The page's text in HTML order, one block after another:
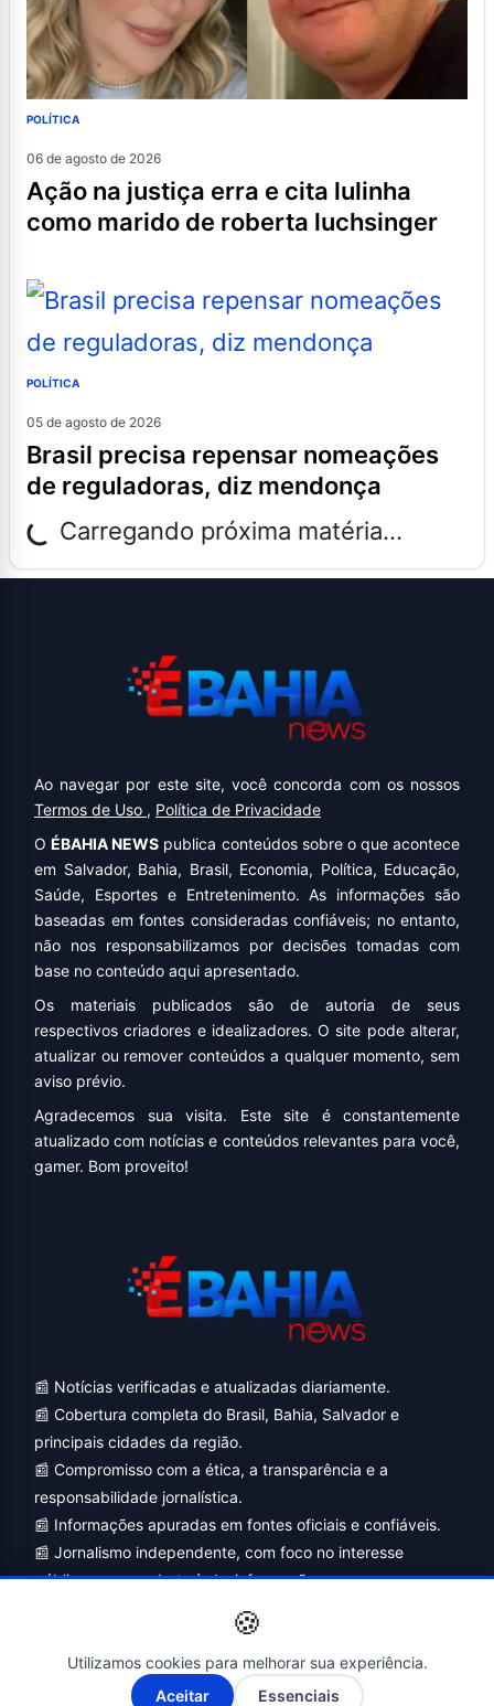
POLÍTICA
06 de agosto de 2026
ação na justiça erra e cita lulinha
como marido de roberta luchsinger
POLÍTICA
05 de agosto de 2026
brasil precisa repensar nomeações
de reguladoras, diz mendonça
Carregando próxima matéria...
Ao navegar por este site, você concorda com os nossos
Termos de Uso , Política de Privacidade
OÉBAHIA NEWS publica conteúdos sobre o que acontece
em Salvador, Bahia, Brasil, Economia, Política, Educação,
Saúde, Esportes e Entretenimento. As informações são
baseadas em fontes consideradas confiáveis; no entanto,
não nos responsabilizamos por decisões tomadas com
base no conteúdo aqui apresentado.
Os materiais publicados são de autoria de seus
respectivos criadores e idealizadores. O site pode alterar,
atualizar ou remover conteúdos a qualquer momento, sem
aviso prévio.
Agradecemos sua visita. Este site é constantemente
atualizado com notícias e conteúdos relevantes para você,
gamer. Bom proveito!
📰 Notícias verificadas e atualizadas diariamente.
📰 Cobertura completa do Brasil, Bahia, Salvador e
principais cidades da região.
📰 Compromisso com a ética, a transparência e a
responsabilidade jornalística.
📰 Informações apuradas em fontes oficiais e confiáveis.
📰 Jornalismo independente, com foco no interesse
público e no combate à desinformação.
A- A+
🍪
Utilizamos cookies para melhorar sua experiência.
Aceitar
Essenciais